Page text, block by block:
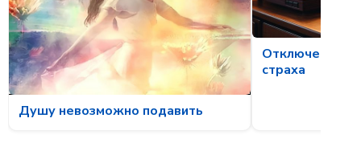
Душу невозможно подавить
Отключение
страха